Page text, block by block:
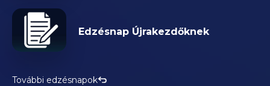
Edzésnap Újrakezdőknek
További edzésnapok